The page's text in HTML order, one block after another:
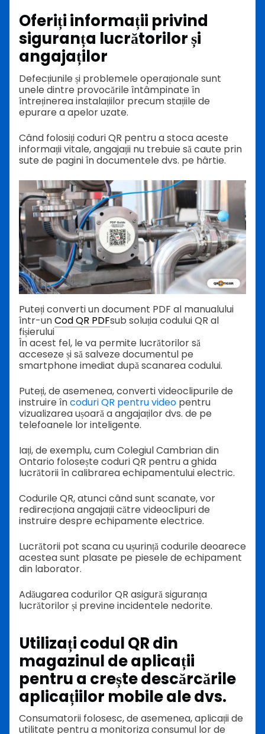
Oferiți informații privind
siguranța lucrătorilor și
angajaților
Defecțiunile și problemele operaționale sunt
unele dintre provocările întâmpinate în
întreținerea instalațiilor precum stațiile de
epurare a apelor uzate.
Când folosiți coduri QR pentru a stoca aceste
informații vitale, angajații nu trebuie să caute prin
sute de pagini în documentele dvs. pe hârtie.
Puteți converti un document PDF al manualului
într-unCod QR PDFsub soluția codului QR al
fișierului
În acest fel, le va permite lucrătorilor să
acceseze și să salveze documentul pe
smartphone imediat după scanarea codului.
Puteți, de asemenea, converti videoclipurile de
instruire încoduri QR pentru video pentru
vizualizarea ușoară a angajaților dvs. de pe
telefoanele lor inteligente.
Iați, de exemplu, cum Colegiul Cambrian din
Ontario folosește coduri QR pentru a ghida
lucrătorii în calibrarea echipamentului electric.
Codurile QR, atunci când sunt scanate, vor
redirecționa angajații către videoclipuri de
instruire despre echipamente electrice.
Lucrătorii pot scana cu ușurință codurile deoarece
acestea sunt plasate pe piesele de echipament
din laborator.
Adăugarea codurilor QR asigură siguranța
lucrătorilor și previne incidentele nedorite.
Utilizați codul QR din
magazinul de aplicații
pentru a crește descărcările
aplicațiilor mobile ale dvs.
Consumatorii folosesc, de asemenea, aplicații de
utilitate pentru a monitoriza consumul lor de